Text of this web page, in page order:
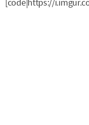
[code|https://